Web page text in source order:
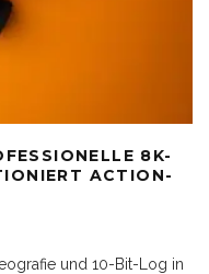
8K-
ACTION-
und 10-Bit-Log in